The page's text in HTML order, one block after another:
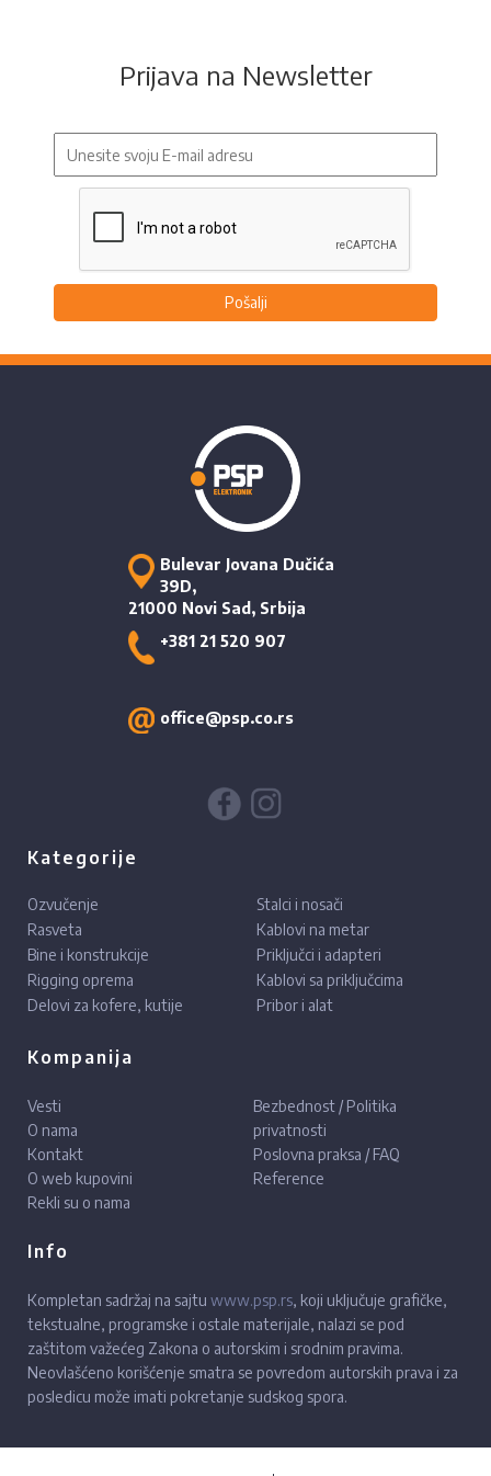
Prijava na Newsletter
Pošalji
Bulevar Jovana Dučića
39D,
21000 Novi Sad, Srbija
+381 21 520 907
office@psp.co.rs
Kategorije
Ozvučenje
Rasveta
Bine i konstrukcije
Rigging oprema
Delovi za kofere, kutije
Stalci i nosači
Kablovi na metar
Priključci i adapteri
Kablovi sa priključcima
Pribor i alat
Kompanija
Vesti
O nama
Kontakt
O web kupovini
Rekli su o nama
Bezbednost / Politika
privatnosti
Poslovna praksa / FAQ
Reference
Info
Kompletan sadržaj na sajtu www.psp.rs, koji uključuje grafičke,
tekstualne, programske i ostale materijale, nalazi se pod
zaštitom važećeg Zakona o autorskim i srodnim pravima.
Neovlašćeno korišćenje smatra se povredom autorskih prava i za
posledicu može imati pokretanje sudskog spora.